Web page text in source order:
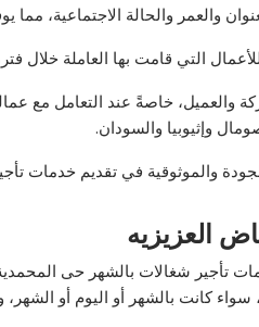
والعمر والحالة الاجتماعية،
التي قامت بها العاملة خلال
والعميل، خاصةً عند التعامل مع
وإثيوبيا والسودان.
والموثوقية في تقديم خدمات
العزيزيه
تأجير شغالات بالشهر حى
سواء كانت بالشهر أو اليوم أو